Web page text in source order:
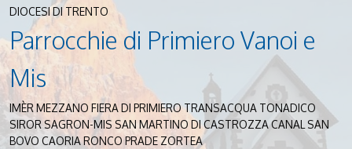
DIOCESI DI TRENTO
Parrocchie di Primiero Vanoi e
Mis
IMÈR MEZZANO FIERA DI PRIMIERO TRANSACQUA TONADICO
SIROR SAGRON-MIS SAN MARTINO DI CASTROZZA CANAL SAN
BOVO CAORIA RONCO PRADE ZORTEA